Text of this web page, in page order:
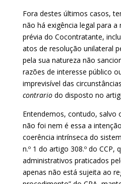
Fora destes últimos casos,
não há exigência legal para a
prévia do Cocontratante,
atos de resolução unilateral
pela sua natureza não
razões de interesse público
imprevisível das
contrario do disposto no
Entendemos, contudo, salvo
não foi nem é essa a
coerência intrínseca do
n.º 1 do artigo 308.º do
administrativos praticados
apenas não está sujeita ao